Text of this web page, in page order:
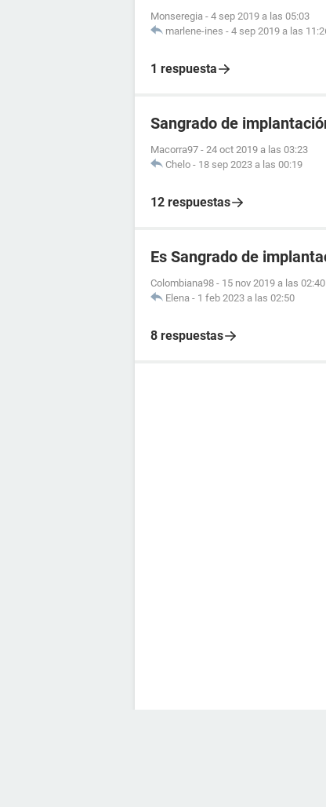
Monseregia - 4 sep 2019 a las 05:03
marlene-ines - 4 sep 2019 a las
1 respuesta
Sangrado de
Macorra97 - 24 oct 2019 a las 03:23
Chelo - 18 sep 2023 a las 00:19
12 respuestas
Es Sangrado de
Colombiana98 - 15 nov 2019 a las 02:40
Elena - 1 feb 2023 a las 02:50
8 respuestas